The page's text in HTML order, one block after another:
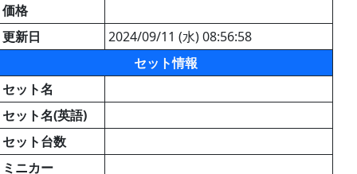
価格
更新日
2024/09/11 (水) 08:56:58
セット情報
セット名
セット名(英語)
セット台数
ミニカー